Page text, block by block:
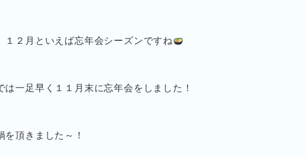
１２月といえば忘年会シーズンですね
は一足早く１１月末に忘年会をしました！
を頂きました～！